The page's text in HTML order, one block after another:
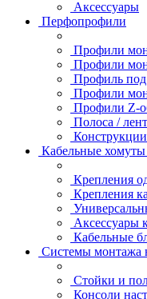
Аксессуары
Перфопрофили
Профили
Профили
Профиль
Профили
Профили Z-
Полоса /
Кабельные
Крепления
Крепления
Аксессуары
Кабельные
Системы монтажа
Стойки и
Консоли